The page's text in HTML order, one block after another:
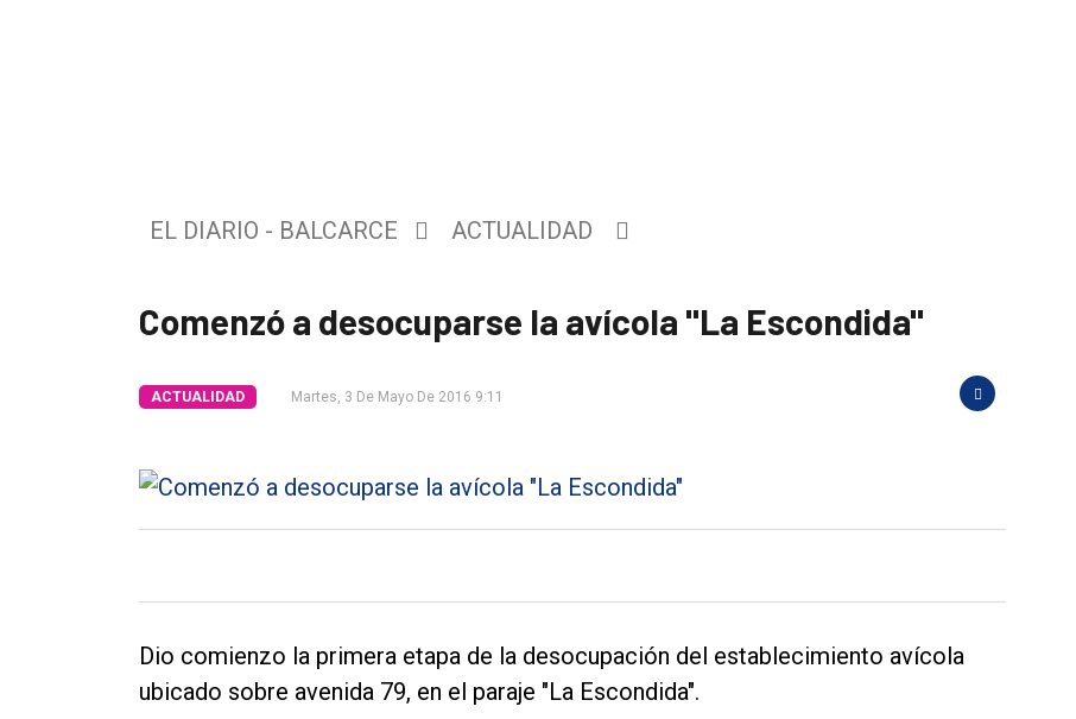
Tendencia
Entrevistas
Fúnebres
EL DIARIO - BALCARCE ACTUALIDAD
Comenzó a desocuparse la avícola "La Escondida"
ACTUALIDAD Martes, 3 De Mayo De 2016 9:11
Dio comienzo la primera etapa de la desocupación del establecimiento avícola
ubicado sobre avenida 79, en el paraje "La Escondida".